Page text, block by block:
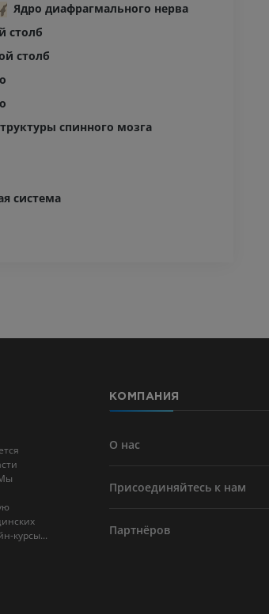
Ядро диафрагмального нерва
столб
столб
спинного мозга
система
курсы...
КОМПАНИЯ
О нас
Присоединяйтесь к нам
Партнёров